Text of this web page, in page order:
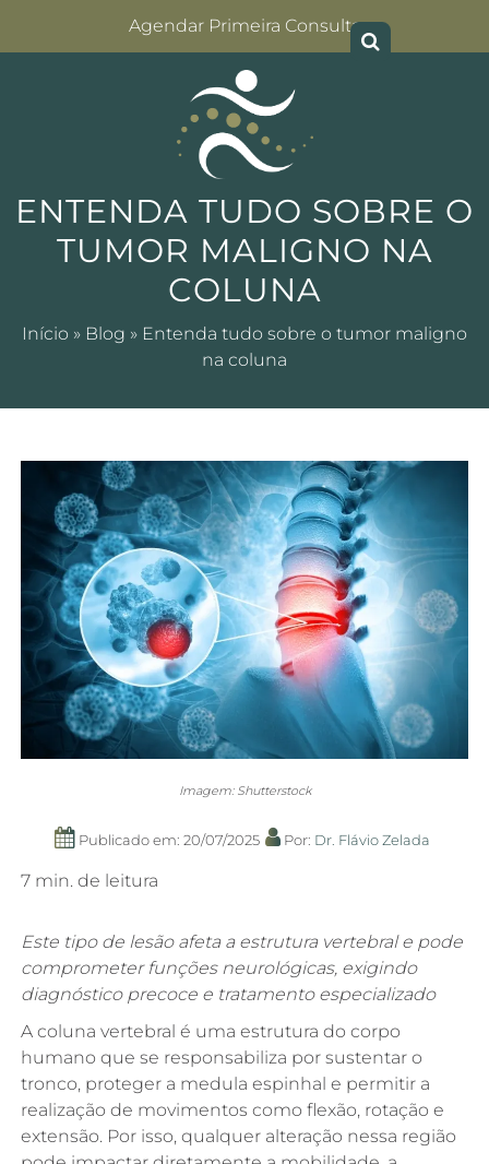
Agendar Primeira Consulta
ENTENDA TUDO SOBRE O
TUMOR MALIGNO NA
COLUNA
Início » Blog » Entenda tudo sobre o tumor maligno
na coluna
Imagem: Shutterstock
Publicado em: 20/07/2025 Por: Dr. Flávio Zelada
7 min. de leitura
Este tipo de lesão afeta a estrutura vertebral e pode
comprometer funções neurológicas, exigindo
diagnóstico precoce e tratamento especializado
A coluna vertebral é uma estrutura do corpo
humano que se responsabiliza por sustentar o
tronco, proteger a medula espinhal e permitir a
realização de movimentos como flexão, rotação e
extensão. Por isso, qualquer alteração nessa região